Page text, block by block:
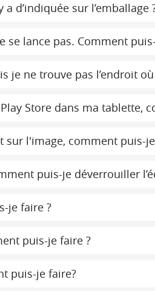
d’indiquée sur l’emballage
se lance pas. Comment
je ne trouve pas l’endroit
Store dans ma tablette,
sur l'image, comment puis-
puis-je déverrouiller
je faire ?
puis-je faire ?
puis-je faire?